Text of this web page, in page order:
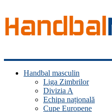
Handbal
ManiaHandbal masculin
Liga Zimbrilor
Divizia A
Echipa națională
Cupe Europene